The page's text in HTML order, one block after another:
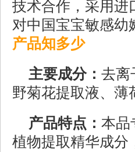
技术合作，采用进
对中国宝宝敏感幼
产品知多少
主要成分： 去离
野菊花提取液、薄
产品特点： 本品
植物提取精华成分